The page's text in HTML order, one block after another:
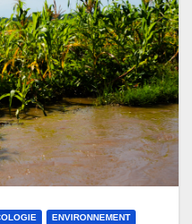
ENVIRONNEMENT